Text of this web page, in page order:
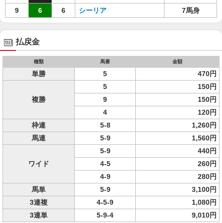
9
6 6 シーリア 7馬身
払戻金
種類 馬番 金額
単勝 5 470円
複勝
5
150円
9
150円
4
120円
枠連
5-8
1,260円
馬連
5-9 1,560円
ワイド
5-9
440円
4-5
260円
4-9
280円
馬単
5-9
3,100円
3連複
4-5-9
1,080円
3連単
5-9-4 9,010円